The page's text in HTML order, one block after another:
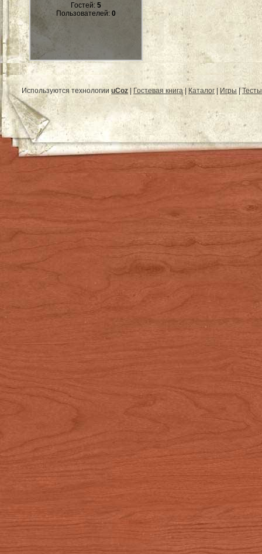
Гостей: 5
Пользователей: 0
Используются технологии uCoz Гостевая книга| Каталог Игры |Тесты